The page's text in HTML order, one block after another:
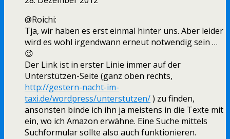
@Roichi:
Tja, wir haben es erst einmal hinter uns. Aber leider
wird es wohl irgendwann erneut notwendig sein …
😉
Der Link ist in erster Linie immer auf der
Unterstützen-Seite (ganz oben rechts,
http://gestern-nacht-im-
taxi.de/wordpress/unterstutzen/) zu finden,
ansonsten binde ich ihn ja meistens in die Texte mit
ein, wo ich Amazon erwähne. Eine Suche mittels
Suchformular sollte also auch funktionieren.